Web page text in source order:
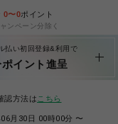
0〜0ポイント
ンペーン分除く
払い初回登録&利用で
イント進呈
認方法は こちら
月30日 00時00分 〜